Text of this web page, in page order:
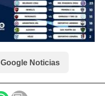
Google Noticias